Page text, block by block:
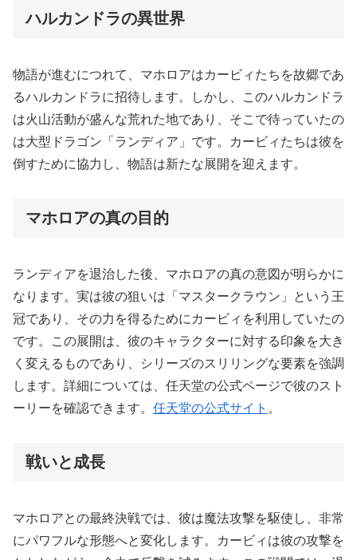
ハルカンドラの異世界
物語が進むにつれて、マホロアはカービィたちを故郷であ
るハルカンドラに招待します。しかし、このハルカンドラ
は火山活動が盛んな荒れた地であり、そこで待っていたの
は大型ドラゴン「ランディア」です。カービィたちは彼を
倒すために協力し、物語は新たな展開を迎えます。
マホロアの真の目的
ランディアを退治した後、マホロアの真の意図が明らかに
なります。実は彼の狙いは「マスタークラウン」という王
冠であり、その力を得るためにカービィを利用していたの
です。この展開は、彼のキャラクターに対する印象を大き
く変えるものであり、シリーズのスリリングな要素を強調
します。詳細については、任天堂の公式ページで彼のスト
ーリーを確認できます。 任天堂の公式サイト 。
戦いと成長
マホロアとの最終決戦では、彼は魔法攻撃を駆使し、非常
にパワフルな形態へと変化します。カービィは彼の攻撃を